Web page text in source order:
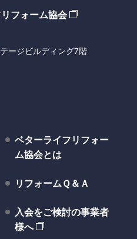
フォーム協会
ージビルディング7階
ベターライフリフォー
ム協会とは
リフォームＱ＆Ａ
入会をご検討の事業者
様へ